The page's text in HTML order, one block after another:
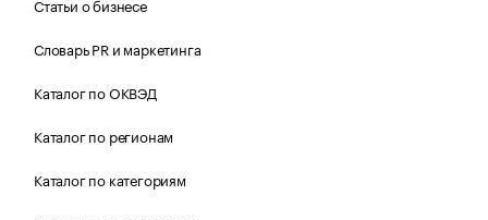
Статьи о бизнесе
Словарь PR и маркетинга
Каталог по ОКВЭД
Каталог по регионам
Каталог по категориям